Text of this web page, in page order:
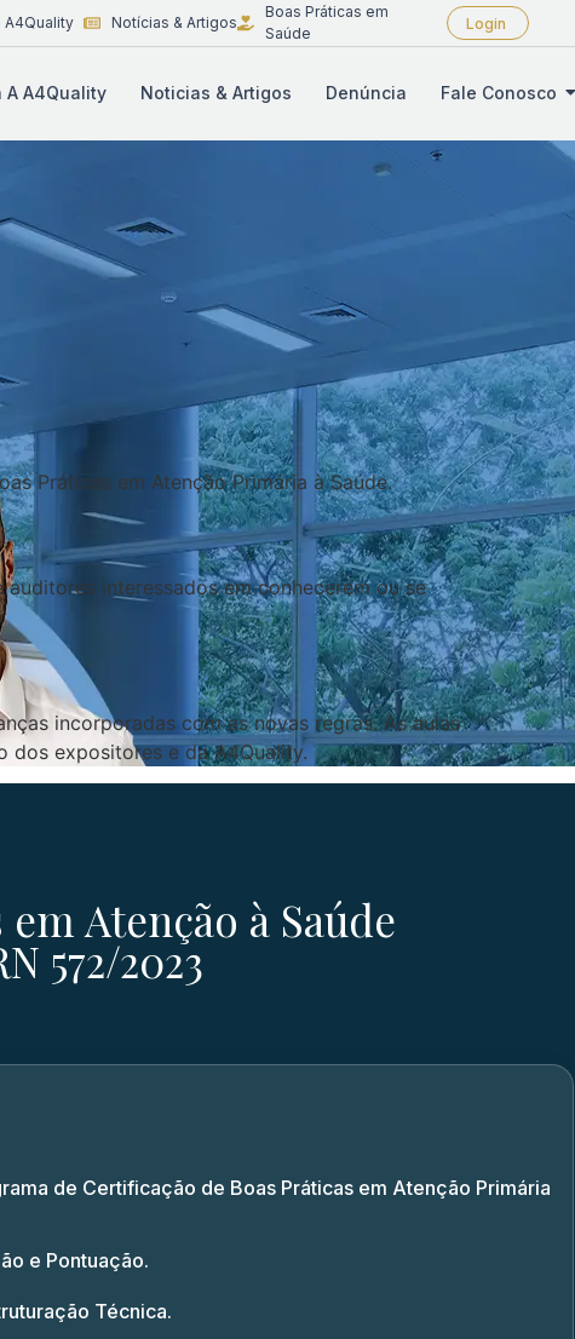
A4Quality Notícias & Artigos
Boas Práticas em
Saúde
Login
A A4Quality Noticias & Artigos Denúncia Fale Conosco
Práticas em Atenção Primária à Saúde.
interessados em conhecerem ou se
incorporadas com as novas regras. As aulas
dos expositores e da A4Quality.
Atenção à Saúde
572/2023
de Certificação de Boas Práticas em Atenção Primária
e Pontuação.
Técnica.